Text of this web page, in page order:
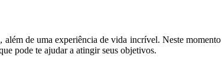
de uma experiência de vida incrível. Neste
pode te ajudar a atingir seus objetivos.